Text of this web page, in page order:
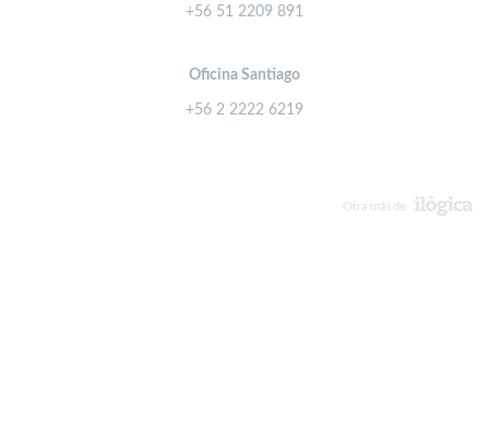
+56 51 2209 891
Oficina Santiago
+56 2 2222 6219